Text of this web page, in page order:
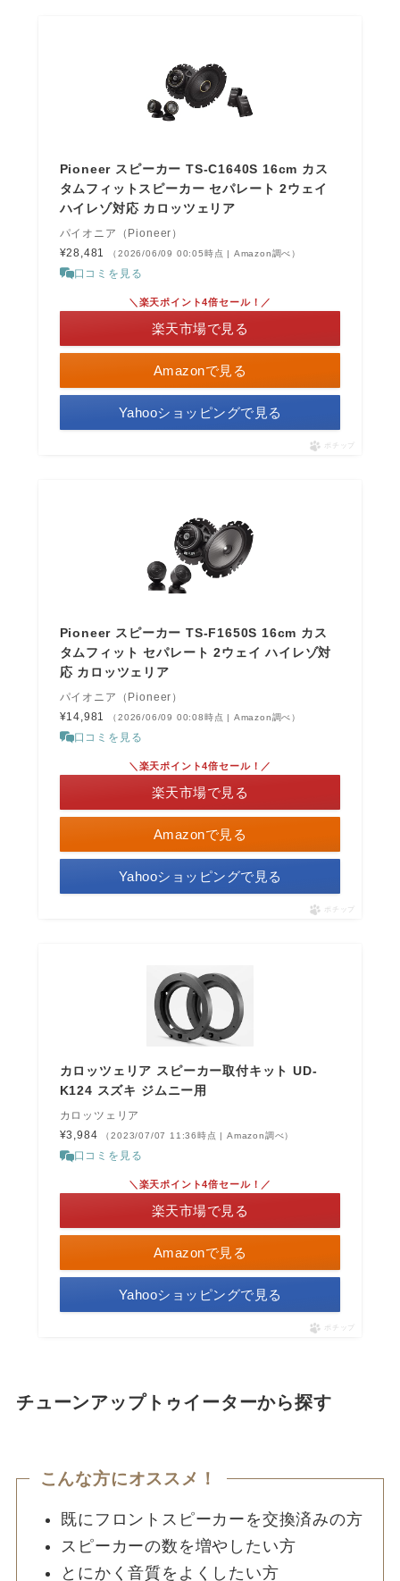
Pioneer スピーカー TS-C1640S 16cm カス
タムフィットスピーカー セパレート 2ウェイ
ハイレゾ対応 カロッツェリア
パイオニア（Pioneer）
¥28,481
（2026/06/09 00:05時点 | Amazon調べ）
口コミを見る
Amazonで見る
＼楽天ポイント4倍セール！／
楽天市場で見る
Yahooショッピングで見る
ポチップ
Pioneer スピーカー TS-F1650S 16cm カス
タムフィット セパレート 2ウェイ ハイレゾ対
応 カロッツェリア
パイオニア（Pioneer）
¥14,981
（2026/06/09 00:08時点 | Amazon調べ）
口コミを見る
Amazonで見る
＼楽天ポイント4倍セール！／
楽天市場で見る
Yahooショッピングで見る
ポチップ
カロッツェリア スピーカー取付キット UD-
K124 スズキ ジムニー用
カロッツェリア
¥3,984
（2023/07/07 11:36時点 | Amazon調べ）
口コミを見る
Amazonで見る
＼楽天ポイント4倍セール！／
楽天市場で見る
Yahooショッピングで見る
ポチップ
チューンアップトゥイーターから探す
こんな方にオススメ！
既にフロントスピーカーを交換済みの方
スピーカーの数を増やしたい方
とにかく音質をよくしたい方